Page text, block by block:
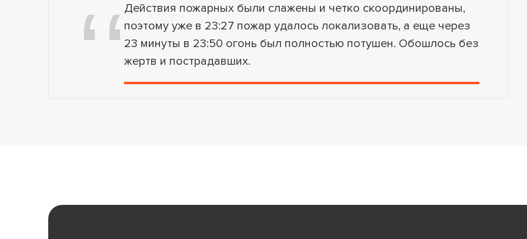
Действия пожарных были слажены и четко скоординированы,
поэтому уже в 23:27 пожар удалось локализовать, а еще через
23 минуты в 23:50 огонь был полностью потушен. Обошлось без
жертв и пострадавших.